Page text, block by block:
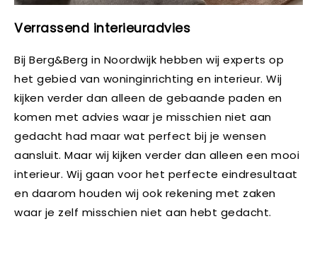
Verrassend interieuradvies
Bij Berg&Berg in Noordwijk hebben wij experts op
het gebied van woninginrichting en interieur. Wij
kijken verder dan alleen de gebaande paden en
komen met advies waar je misschien niet aan
gedacht had maar wat perfect bij je wensen
aansluit. Maar wij kijken verder dan alleen een mooi
interieur. Wij gaan voor het perfecte eindresultaat
en daarom houden wij ook rekening met zaken
waar je zelf misschien niet aan hebt gedacht.